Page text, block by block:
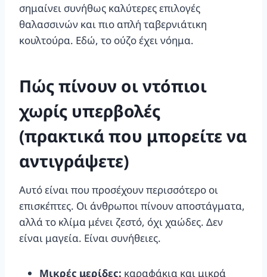
σημαίνει συνήθως καλύτερες επιλογές
θαλασσινών και πιο απλή ταβερνιάτικη
κουλτούρα. Εδώ, το ούζο έχει νόημα.
Πώς πίνουν οι ντόπιοι
χωρίς υπερβολές
(πρακτικά που μπορείτε να
αντιγράψετε)
Αυτό είναι που προσέχουν περισσότερο οι
επισκέπτες. Οι άνθρωποι πίνουν αποστάγματα,
αλλά το κλίμα μένει ζεστό, όχι χαώδες. Δεν
είναι μαγεία. Είναι συνήθειες.
Μικρές μερίδες: καραφάκια και μικρά